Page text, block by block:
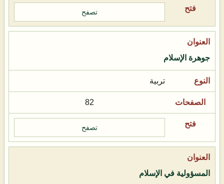
تصفح
جوهرة الإسلام
تربية
82
تصفح
المسؤولية في الإسلام